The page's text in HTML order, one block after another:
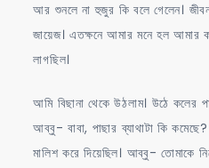
আর শুনলে না হুজুর কি বলে গেলেন।
জায়েজ। এতক্ষনে আমার মনে হল আমার
লাগছিল।
আমি বিছানা থেকে উঠলাম। উঠে কলের
আব্বু- বাবা, পাছার ব্যাথাটা কি
মালিশ করে দিয়েছিল। আব্বু- তোমাকে